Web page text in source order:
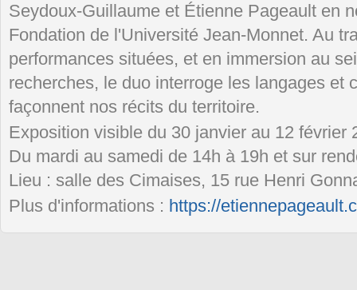
Seydoux-Guillaume et Étienne Pageault en
Fondation de l'Université Jean-Monnet. Au
performances situées, et en immersion au
recherches, le duo interroge les langages et
façonnent nos récits du territoire.
Exposition visible du 30 janvier au 12 février
Du mardi au samedi de 14h à 19h et sur
Lieu : salle des Cimaises, 15 rue Henri
Plus d'informations : https://